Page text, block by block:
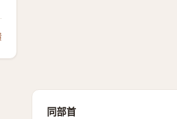
同部首